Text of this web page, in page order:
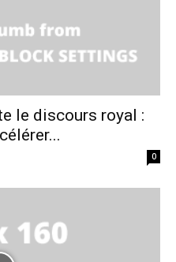
le discours royal :
0